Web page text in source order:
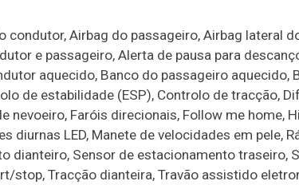
condutor, Airbag do passageiro, Airbag lateral
e passageiro, Alerta de pausa para
aquecido, Banco do passageiro aquecido,
de estabilidade (ESP), Controlo de tracção,
Faróis direcionais, Follow me home,
diurnas LED, Manete de velocidades em pele,
dianteiro, Sensor de estacionamento traseiro,
stop, Tracção dianteira, Travão assistido